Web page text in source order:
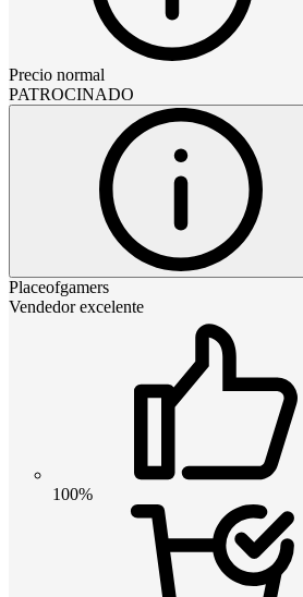
Precio normal
PATROCINADO
Placeofgamers
Vendedor excelente
100%